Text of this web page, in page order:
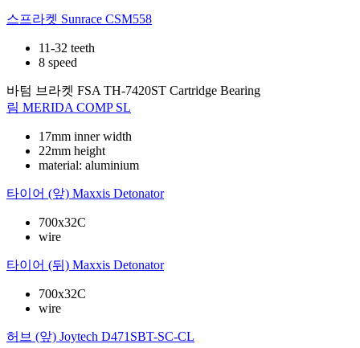
스프라켓 Sunrace CSM558
11-32 teeth
8 speed
바텀 브라켓 FSA TH-7420ST Cartridge Bearing
림 MERIDA COMP SL
17mm inner width
22mm height
material: aluminium
타이어 (앞) Maxxis Detonator
700x32C
wire
타이어 (뒤) Maxxis Detonator
700x32C
wire
허브 (앞) Joytech D471SBT-SC-CL